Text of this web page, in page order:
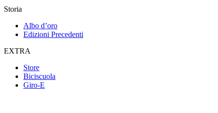
Storia
Albo d’oro
Edizioni Precedenti
EXTRA
Store
Biciscuola
Giro-E